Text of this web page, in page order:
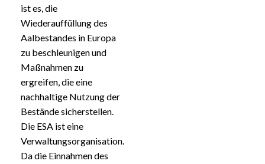
ist es, die
Wiederauffüllung des
Aalbestandes in Europa
zu beschleunigen und
Maßnahmen zu
ergreifen, die eine
nachhaltige Nutzung der
Bestände sicherstellen.
Die ESA ist eine
Verwaltungsorganisation.
Da die Einnahmen des